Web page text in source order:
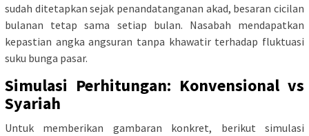
sudah ditetapkan sejak penandatanganan akad, besaran cicilan
bulanan tetap sama setiap bulan. Nasabah mendapatkan
kepastian angka angsuran tanpa khawatir terhadap fluktuasi
suku bunga pasar.
Simulasi Perhitungan: Konvensional vs
Syariah
Untuk memberikan gambaran konkret, berikut simulasi